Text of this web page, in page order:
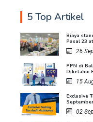
5 Top Artikel
Biaya
Pasal 23
26
PPN di
Diketahui
15
Exclusive
02